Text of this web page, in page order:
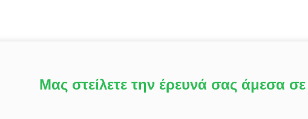
Μας στείλετε την έρευνά σας άμεσα σε